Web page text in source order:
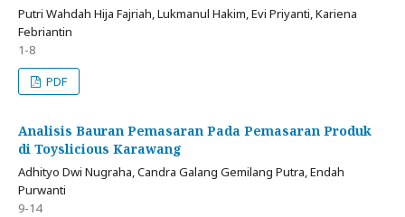
Putri Wahdah Hija Fajriah, Lukmanul Hakim, Evi Priyanti, Kariena
Febriantin
1-8
PDF
Analisis Bauran Pemasaran Pada Pemasaran Produk
di Toyslicious Karawang
Adhityo Dwi Nugraha, Candra Galang Gemilang Putra, Endah
Purwanti
9-14